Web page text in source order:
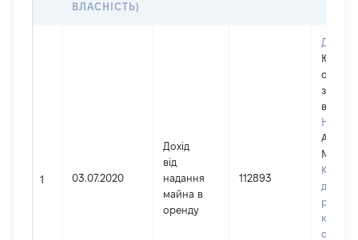
ВЛАСНІСТЬ)
1 03.07.2020
Дохід
від
надання
майна в
оренду
112893
особа,
в
АТ
МКБ"
Код в
реєстрі
осіб,